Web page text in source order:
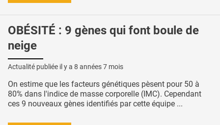
OBÉSITÉ : 9 gènes qui font boule de
neige
Actualité publiée il y a 8 années 7 mois
On estime que les facteurs génétiques pèsent pour 50 à
80% dans l'indice de masse corporelle (IMC). Cependant
ces 9 nouveaux gènes identifiés par cette équipe ...